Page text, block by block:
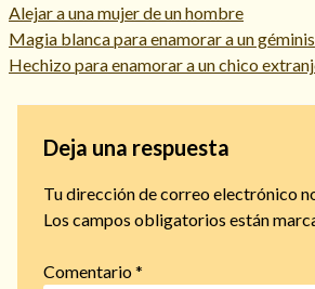
Alejar a una mujer de un hombre
Magia blanca para enamorar a un géminis
Hechizo para enamorar a un chico
Deja una respuesta
Tu dirección de correo electrónico
Los campos obligatorios están
Comentario*